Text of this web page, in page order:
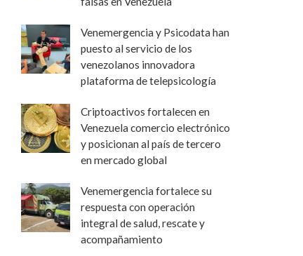
Venemergencia y Psicodata han
puesto al servicio de los
venezolanos innovadora
plataforma de telepsicología
Criptoactivos fortalecen en
Venezuela comercio electrónico
y posicionan al país de tercero
en mercado global
Venemergencia fortalece su
respuesta con operación
integral de salud, rescate y
acompañamiento